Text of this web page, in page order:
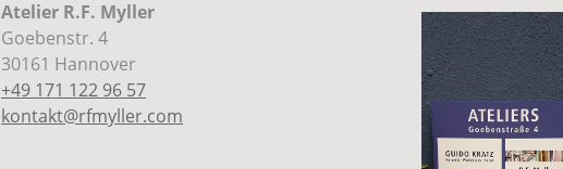
Atelier R.F. Myller
Goebenstr. 4
30161 Hannover
+49 171 122 96 57
kontakt@rfmyller.com